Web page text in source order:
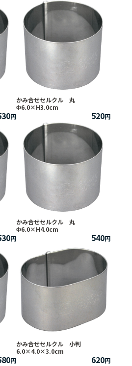
かみ合せセルクル 丸
Φ6.0×H3.0cm
520
かみ合せセルクル 丸
Φ6.0×H4.0cm
540
かみ合せセルクル 小判
6.0×4.0×3.0cm
620